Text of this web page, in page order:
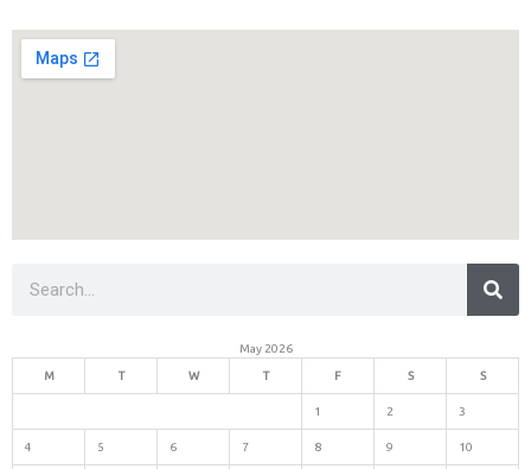
May 2026
M T W T F S S
1 2 3
4 5 6 7 8 9 10